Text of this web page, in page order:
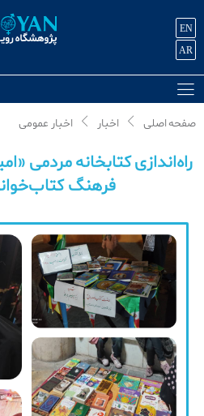
EN
AR
صفحه اصلی اخبار اخبار عمومی
فرهنگ